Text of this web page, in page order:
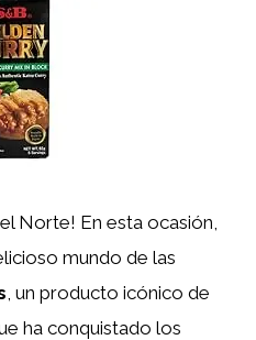
Norte! En esta ocasión,
mundo de las
, un producto icónico de
ha conquistado los